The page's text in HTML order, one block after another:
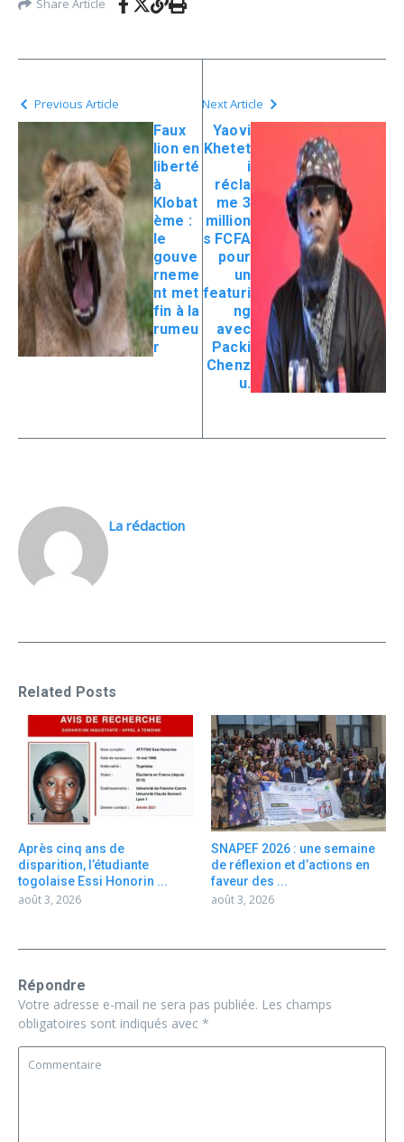
Share Article
Previous Article
Faux
lion en
liberté
à
Klobat
ème :
le
gouve
rneme
nt met
fin à la
rumeu
r
Next Article
Yaovi
Khetet
i
récla
me 3
million
s FCFA
pour
un
featuri
ng
avec
Packi
Chenz
u.
La rédaction
Related Posts
Après cinq ans de
disparition, l’étudiante
togolaise Essi Honorin ...
août 3, 2026
SNAPEF 2026 : une semaine
de réflexion et d’actions en
faveur des ...
août 3, 2026
Répondre
Votre adresse e-mail ne sera pas publiée. Les champs
obligatoires sont indiqués avec *